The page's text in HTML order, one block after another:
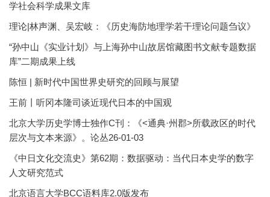
学社会科学成果文库
理论|林声渊、吴宏岐：《历史海防地理学若干理论问题刍议》
“孙中山《实业计划》与上海孙中山故居馆藏图书文献专题数据
库”二期成果上线
陈恒 | 新时代中国世界史研究的回顾与展望
王前丨听冈本隆司谈近现代日本的中国观
北京大学历史学博士独作C刊：《<通典·州郡>所载政区的时代
层次与文本来源》。论丛26-01-03
《中日文化交流史》第62期：数据驱动：当代日本史学的数字
人文研究范式
北京语言大学BCC语料库2.0版发布